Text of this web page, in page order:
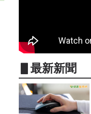
▋最新新聞